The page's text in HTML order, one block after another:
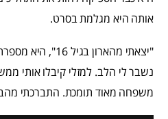
אותה היא מגלמת בסרט.
"יצאתי מהארון בגיל
נשבר לי הלב. למזלי קיבלו אותי
משפחה מאוד תומכת. התברכתי